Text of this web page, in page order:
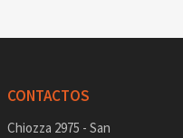
CONTACTOS
Chiozza 2975 - San